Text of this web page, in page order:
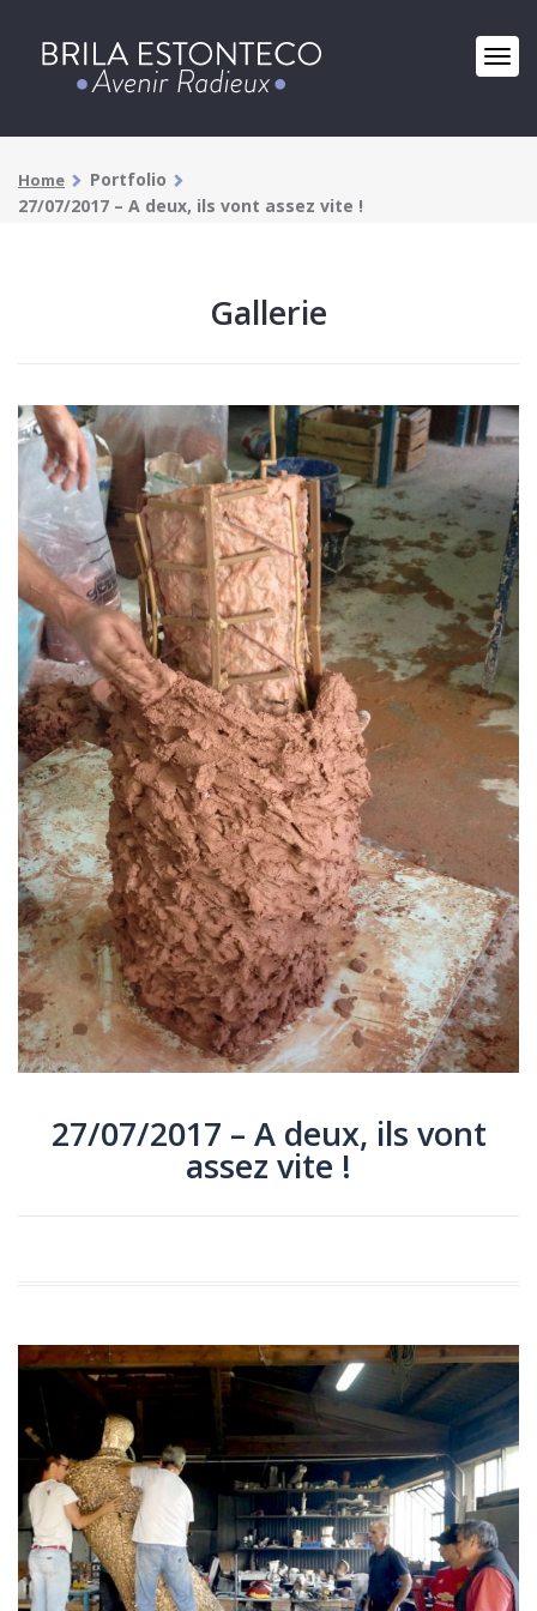
Home
Portfolio
27/07/2017 – A deux, ils vont assez vite !
Gallerie
27/07/2017 – A deux, ils vont
assez vite !